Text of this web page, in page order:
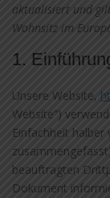
ONLINE-
aktualisiert und
Wohnsitz im
1.
Unsere Website,
Website”)
Einfachheit halber
beauftragten
Dokument